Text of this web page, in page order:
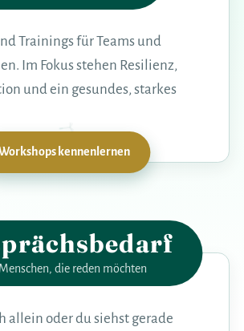
Trainings für Teams und
Im Fokus stehen Resilienz,
und ein gesundes, starkes
kennenlernen
die reden möchten
allein oder du siehst gerade